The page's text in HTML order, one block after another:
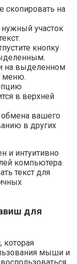
скопировать на
участок
кнопку
на выделенном
меню.
в верхней
обмена вашего
в других
и интуитивно
компьютера.
текст для
для
которая
мыши и